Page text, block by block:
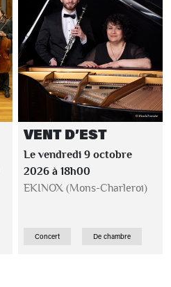
VENT D’EST
Le vendredi 9 octobre
2026 à 18h00
EKINOX (Mons-Charleroi)
Concert De chambre